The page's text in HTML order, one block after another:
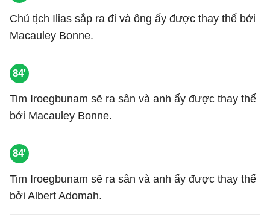
Chủ tịch Ilias sắp ra đi và ông ấy được thay thế bởi
Macauley Bonne.
84'
Tim Iroegbunam sẽ ra sân và anh ấy được thay thế
bởi Macauley Bonne.
84'
Tim Iroegbunam sẽ ra sân và anh ấy được thay thế
bởi Albert Adomah.